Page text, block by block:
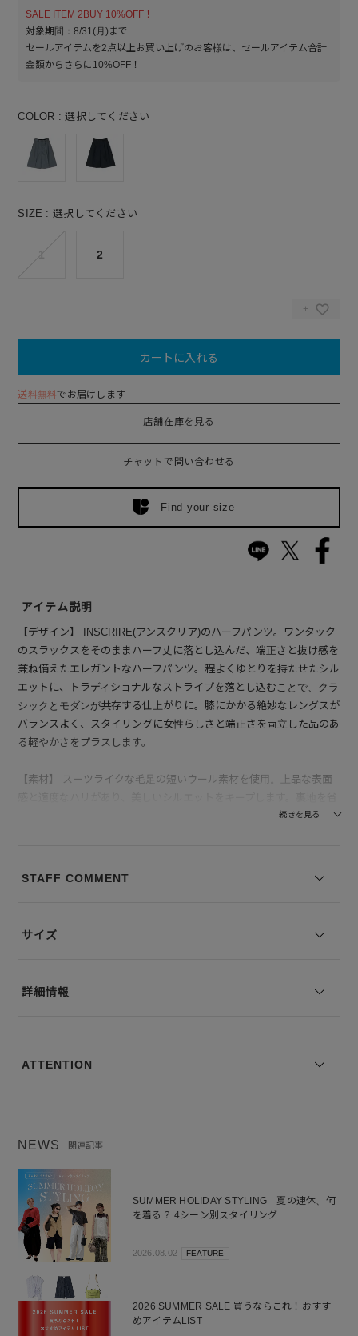
SALE ITEM 2BUY 10%OFF！
対象期間：8/31(月)まで
セールアイテムを2点以上お買い上げのお客様は、セールアイテム合計
金額からさらに10%OFF！
COLOR 選択してください
SIZE 選択してください
2
カートに入れる
送料無料でお届けします
店舗在庫を見る
チャットで問い合わせる
Find your size
アイテム説明
【デザイン】 INSCRIRE(アンスクリア)のハーフパンツ。ワンタック
のスラックスをそのままハーフ丈に落とし込んだ、端正さと抜け感を
兼ね備えたエレガントなハーフパンツ。程よくゆとりを持たせたシル
エットに、トラディショナルなストライプを落とし込むことで、クラ
シックとモダンが共存する仕上がりに。膝にかかる絶妙なレングスが
バランスよく、スタイリングに女性らしさと端正さを両立した品のあ
る軽やかさをプラスします。
【素材】 スーツライクな毛足の短いウール素材を使用。上品な表面
いた軽やかな仕立てで、季節を問わず快適に着用可能。さらりとした
続きを見る
STAFF COMMENT
サイズ
詳細情報
ATTENTION
NEWS 関連記事
SUMMER HOLIDAY STYLING｜夏の連休、何
を着る？ 4シーン別スタイリング
2026.08.02 FEATURE
2026 SUMMER SALE 買うならこれ！おすす
めアイテムLIST